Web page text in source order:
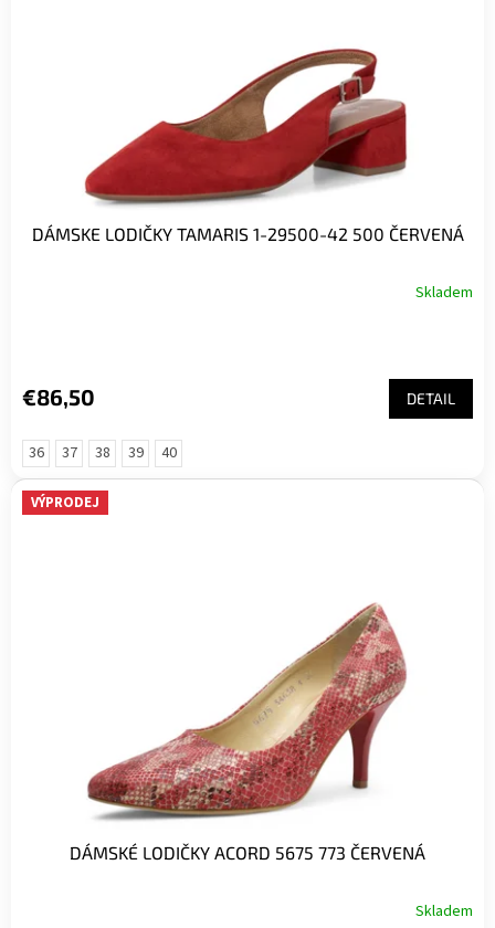
DÁMSKE LODIČKY TAMARIS 1-29500-42 500 ČERVENÁ
Skladem
€86,50 DETAIL
36 37 38 39 40
VÝPRODEJ
DÁMSKÉ LODIČKY ACORD 5675 773 ČERVENÁ
Skladem